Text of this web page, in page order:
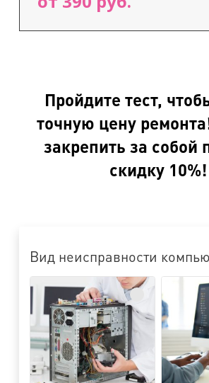
Пройдите тест,
точную цену
закрепить за собой
скидку 10%!
Вид неисправности